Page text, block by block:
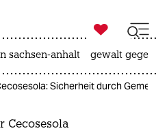
ich

taz zahl ich
sachsen-anhalt gewalt
Sicherheit durch
Cecosesola